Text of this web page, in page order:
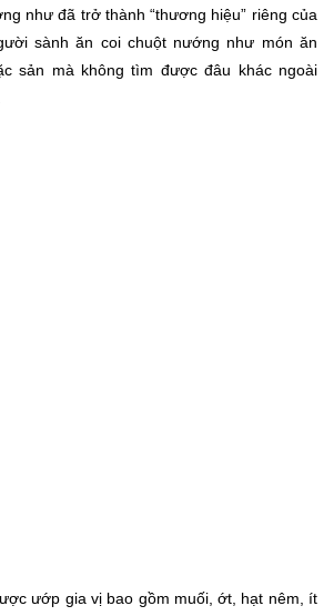
như đã trở thành “thương hiệu” riêng của
sành ăn coi chuột nướng như món ăn
sản mà không tìm được đâu khác ngoài
ướp gia vị bao gồm muối, ớt, hạt nêm, ít